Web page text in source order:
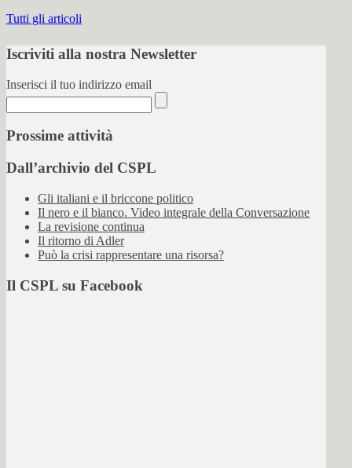
Tutti gli articoli
Iscriviti alla nostra Newsletter
Inserisci il tuo indirizzo email
Prossime attività
Dall’archivio del CSPL
Gli italiani e il briccone politico
Il nero e il bianco. Video integrale della Conversazione
La revisione continua
Il ritorno di Adler
Può la crisi rappresentare una risorsa?
Il CSPL su Facebook